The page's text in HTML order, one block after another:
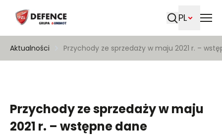
PL
Aktualności Przychody ze sprzedaży w maju 2021 r. –
Przychody ze sprzedaży w maju
2021 r. – wstępne dane